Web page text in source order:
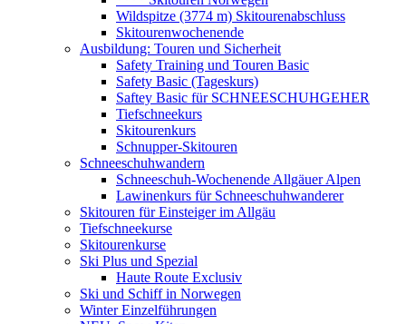
Wildspitze (3774 m) Skitourenabschluss
Skitourenwochenende
Ausbildung: Touren und Sicherheit
Safety Training und Touren Basic
Safety Basic (Tageskurs)
Saftey Basic für SCHNEESCHUHGEHER
Tiefschneekurs
Skitourenkurs
Schnupper-Skitouren
Schneeschuhwandern
Schneeschuh-Wochenende Allgäuer Alpen
Lawinenkurs für Schneeschuhwanderer
Skitouren für Einsteiger im Allgäu
Tiefschneekurse
Skitourenkurse
Ski Plus und Spezial
Haute Route Exclusiv
Ski und Schiff in Norwegen
Winter Einzelführungen